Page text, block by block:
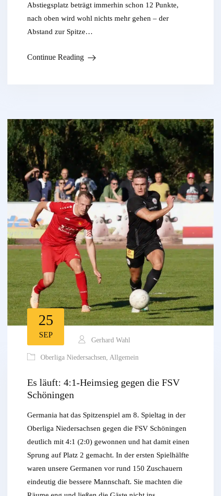
Abstiegsplatz beträgt immerhin schon 12 Punkte,
nach oben wird wohl nichts mehr gehen – der
Abstand zur Spitze…
Continue Reading
25
SEP
Gerhard Wahl
Oberliga Niedersachsen Allgemein
Es läuft: 4:1-Heimsieg gegen die FSV
Schöningen
Germania hat das Spitzenspiel am 8. Spieltag in der
Oberliga Niedersachsen gegen die FSV Schöningen
deutlich mit 4:1 (2:0) gewonnen und hat damit einen
Sprung auf Platz 2 gemacht. In der ersten Spielhälfte
waren unsere Germanen vor rund 150 Zuschauern
eindeutig die bessere Mannschaft. Sie machten die